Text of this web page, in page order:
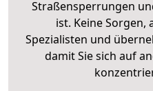
Straßensperrungen
ist. Keine Sorgen,
Spezialisten und
damit Sie sich auf